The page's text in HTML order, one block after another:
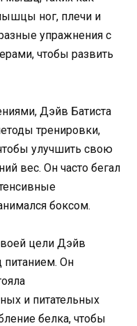
ног, плечи и
упражнения с
чтобы развить
Дэйв Батиста
тренировки,
улучшить свою
вес. Он часто бегал
боксом.
цели Дэйв
питанием. Он
и питательных
белка, чтобы